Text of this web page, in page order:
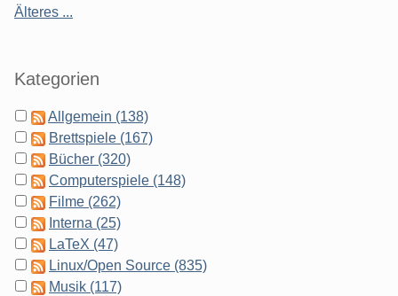
Älteres ...
Kategorien
Allgemein (138)
Brettspiele (167)
Bücher (320)
Computerspiele (148)
Filme (262)
Interna (25)
LaTeX (47)
Linux/Open Source (835)
Musik (117)